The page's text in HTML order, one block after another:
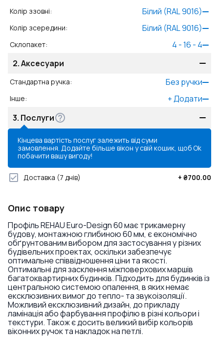
Колір ззовні: Білий (RAL 9016)
Колір зсередини: Білий (RAL 9016)
Склопакет:
4 - 16 - 4
2.Аксесуари
Стандартна ручка: Без ручки
Інше: +Додати
3. Послуги
Кінцева вартість послуг залежить від суми
замовлення. Додайте більше вікон у свій кошик, щоб
побачити вашу вигоду!
Ok
Доставка (7 днів) + ₴700.00
Опис товару
Профіль REHAU Euro-Design 60 має трикамерну
будову, монтажною глибиною 60 мм, є економічно
обґрунтованим вибором для застосування у різних
будівельних проектах, оскільки забезпечує
оптимальне співвідношення ціни та якості.
Оптимальні для засклення міжповерхових маршів
багатоквартирних будинків. Підходить для будинків із
центральною системою опалення, в яких немає
ексклюзивних вимог до тепло- та звукоізоляції.
Можливий ексклюзивний дизайн, до прикладу
ламінація або фарбування профілю в різні кольори і
текстури. Також є досить великий вибір кольорів
віконних ручок та накладок на петлі.